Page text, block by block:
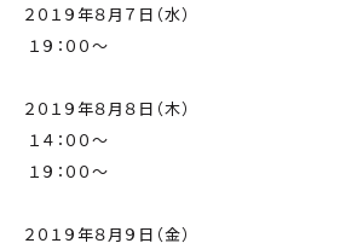
２０１９年８月７日（水）
１９：００～
２０１９年８月８日（木）
１４：００～
１９：００～
２０１９年８月９日（金）